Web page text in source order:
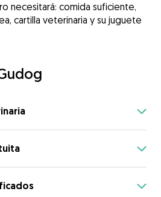
necesitará: comida suficiente,
cartilla veterinaria y su juguete